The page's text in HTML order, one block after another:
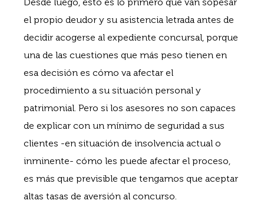
el propio deudor y su asistencia letrada antes de
decidir acogerse al expediente concursal, porque
una de las cuestiones que más peso tienen en
esa decisión es cómo va afectar el
procedimiento a su situación personal y
patrimonial. Pero si los asesores no son capaces
de explicar con un mínimo de seguridad a sus
clientes -en situación de insolvencia actual o
inminente- cómo les puede afectar el proceso,
es más que previsible que tengamos que aceptar
altas tasas de aversión al concurso.